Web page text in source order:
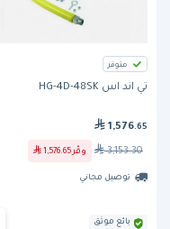
متوفر
تي اند اس HG-4D-48SK
1,576.65
3,153.30 وفّر 1,576.65
توصيل مجاني
بائع موثق